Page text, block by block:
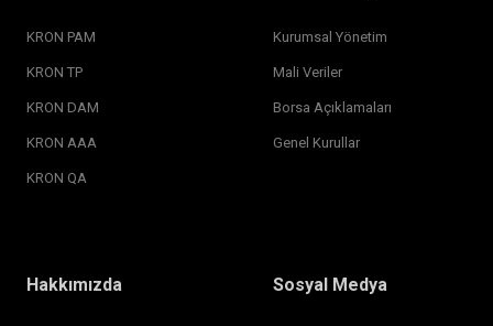
KRON PAM
KRON TP
KRON DAM
KRON AAA
KRON QA
Kurumsal Yönetim
Mali Veriler
Borsa Açıklamaları
Genel Kurullar
Hakkımızda Sosyal Medya